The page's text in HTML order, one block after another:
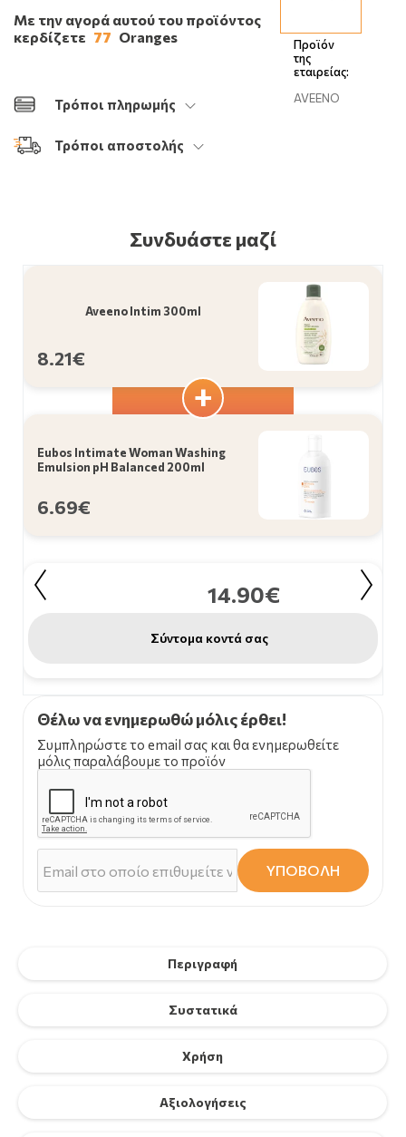
Με την αγορά αυτού του προϊόντος
κερδίζετε 77 Oranges
Τρόποι πληρωμής
Τρόποι αποστολής
Προϊόν
της
εταιρείας:
AVEENO
Περιγραφή
Συστατικά
Χρήση
Αξιολογήσεις
Συνδυάστε μαζί
Aveeno Intim 300ml
8.21€
Eubos Intimate Woman Washing
Emulsion pH Balanced 200ml
6.69€
14.90€
Σύντομα κοντά σας
Θέλω να ενημερωθώ μόλις έρθει!
Συμπληρώστε το email σας και θα ενημερωθείτε
μόλις παραλάβουμε το προϊόν
ΥΠΟΒΟΛΗ